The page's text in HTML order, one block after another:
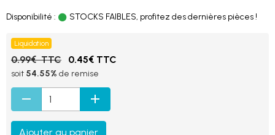
Disponibilité : STOCKS FAIBLES, profitez des dernières pièces !
Liquidation
0.99€ TTC 0.45€ TTC
soit 54.55% de remise
Ajouter au panier